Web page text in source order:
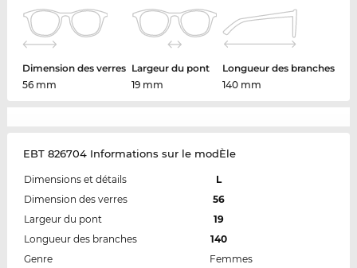
Dimension des verres
56 mm
Largeur du pont
19 mm
Longueur des branches
140 mm
EBT 826704 Informations sur le modÈle
Dimensions et détails
L
Dimension des verres
56
Largeur du pont
19
Longueur des branches
140
Genre
Femmes